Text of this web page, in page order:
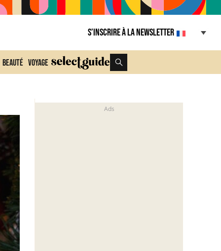
S’inscrire à la Newsletter
Beauté Voyage